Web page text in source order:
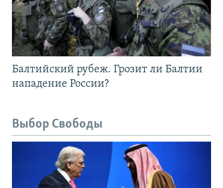
Балтийский рубеж. Грозит ли Балтии
нападение России?
Выбор Свободы